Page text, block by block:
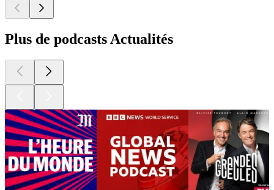
Plus de podcasts Actualités